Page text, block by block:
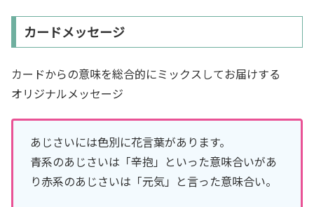
カードメッセージ
カードからの意味を総合的にミックスしてお届けする
オリジナルメッセージ
あじさいには色別に花言葉があります。
青系のあじさいは「辛抱」といった意味合いがあ
り赤系のあじさいは「元気」と言った意味合い。